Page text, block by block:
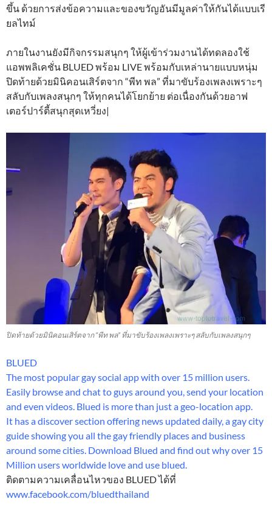
ขึ้น ด้วยการส่งข้อความและของขวัญอันมีมูลค่าให้กันได้แบบเรี
ยลไทม์
ภายในงานยังมีกิจกรรมสนุกๆ ให้ผู้เข้าร่วมงานได้ทดลองใช้
แอพพลิเคชั่น BLUED พร้อม LIVE พร้อมกับเหล่านายแบบหนุ่ม
ปิดท้ายด้วยมินิคอนเสิร์ตจาก “พีท พล” ที่มาขับร้องเพลงเพราะๆ
สลับกับเพลงสนุกๆ ให้ทุกคนได้โยกย้าย ต่อเนื่องกันด้วยอาฟ
เตอร์ปาร์ตี้สนุกสุดเหวี่ยง|
ปิดท้ายด้วยมินิคอนเสิร์ตจาก “พีท พล” ที่มาขับร้องเพลงเพราะๆ สลับกับเพลงสนุกๆ
BLUED
The most popular gay social app with over 15 million users.
Easily browse and chat to guys around you, send your location
and even videos. Blued is more than just a geo-location app.
It has a discover section offering news updated daily, a gay city
guide showing you all the gay friendly places and business
around some cities. Download Blued and find out why over 15
Million users worldwide love and use blued.
ติดตามความเคลื่อนไหวของ BLUED ได้ที่
www.facebook.com/bluedthailand